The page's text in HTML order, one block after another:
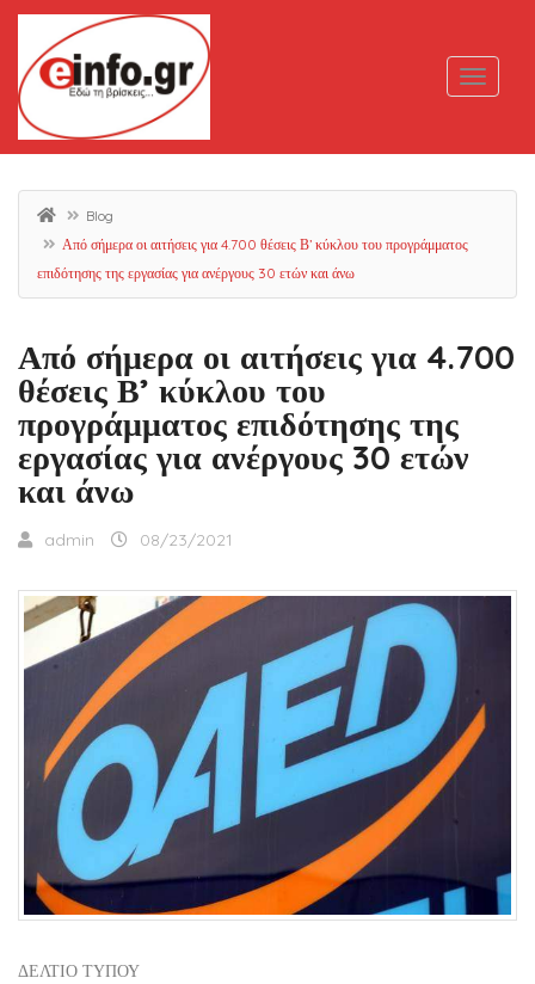
Blog
Από σήμερα οι αιτήσεις για 4.700 θέσεις Β’ κύκλου του προγράμματος
επιδότησης της εργασίας για ανέργους 30 ετών και άνω
Από σήμερα οι αιτήσεις για 4.700
θέσεις Β’ κύκλου του
προγράμματος επιδότησης της
εργασίας για ανέργους 30 ετών
και άνω
admin 08/23/2021
ΔΕΛΤΙΟ ΤΥΠΟΥ